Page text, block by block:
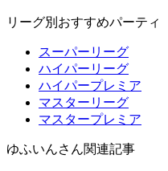
リーグ別おすすめパーティ
スーパーリーグ
ハイパーリーグ
ハイパープレミア
マスターリーグ
マスタープレミア
ゆふいんさん関連記事